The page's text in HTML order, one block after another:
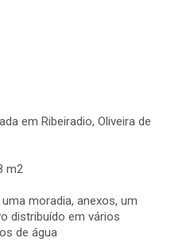
em Ribeiradio, Oliveira de
m2
moradia, anexos, um
distribuído em vários
de água